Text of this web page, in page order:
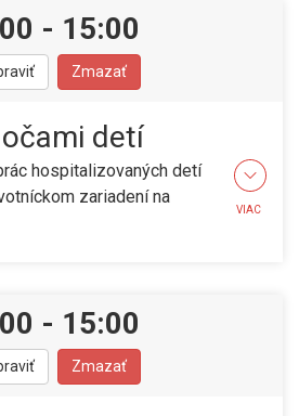
- 15:00
Zmazať
detí
hospitalizovaných detí
zariadení na
VIAC
- 15:00
Zmazať